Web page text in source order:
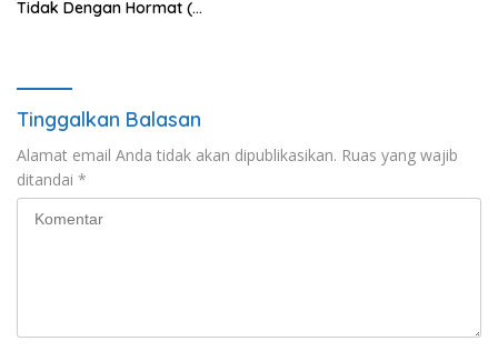
Tidak Dengan Hormat (
Tinggalkan Balasan
Alamat email Anda tidak akan dipublikasikan. Ruas yang wajib
ditandai *